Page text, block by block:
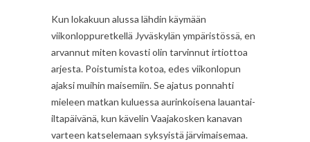
Kun lokakuun alussa lähdin käymään
viikonloppuretkellä Jyväskylän ympäristössä, en
arvannut miten kovasti olin tarvinnut irtiottoa
arjesta. Poistumista kotoa, edes viikonlopun
ajaksi muihin maisemiin. Se ajatus ponnahti
mieleen matkan kuluessa aurinkoisena lauantai-
iltapäivänä, kun kävelin Vaajakosken kanavan
varteen katselemaan syksyistä järvimaisemaa.